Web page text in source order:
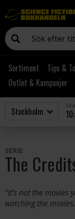
Sortiment Tips &
Outlet & Kampanjer
SERIE
The
“It’s not the
watching the